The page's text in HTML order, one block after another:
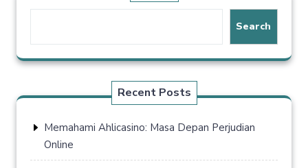
Search
Recent Posts
Memahami Ahlicasino: Masa Depan Perjudian
Online